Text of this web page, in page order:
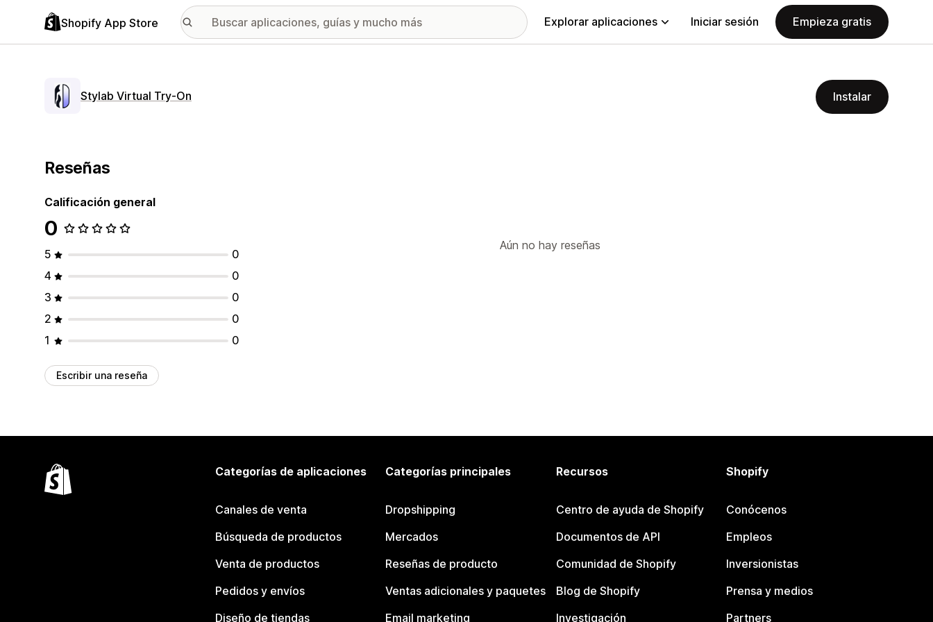
Shopify App Store Explorar aplicaciones Iniciar sesión Empieza gratis
Stylab Virtual Try‑On Instalar
Reseñas
Calificación general
0
5
0
4
0
3
0
2
0
1
0
Escribir una reseña
Aún no hay reseñas
Categorías de aplicaciones
Canales de venta
Búsqueda de productos
Venta de productos
Pedidos y envíos
Diseño de tiendas
Categorías principales
Dropshipping
Mercados
Reseñas de producto
Ventas adicionales y paquetes
Email marketing
Recursos
Centro de ayuda de Shopify
Documentos de API
Comunidad de Shopify
Blog de Shopify
Investigación
Shopify
Conócenos
Empleos
Inversionistas
Prensa y medios
Partners